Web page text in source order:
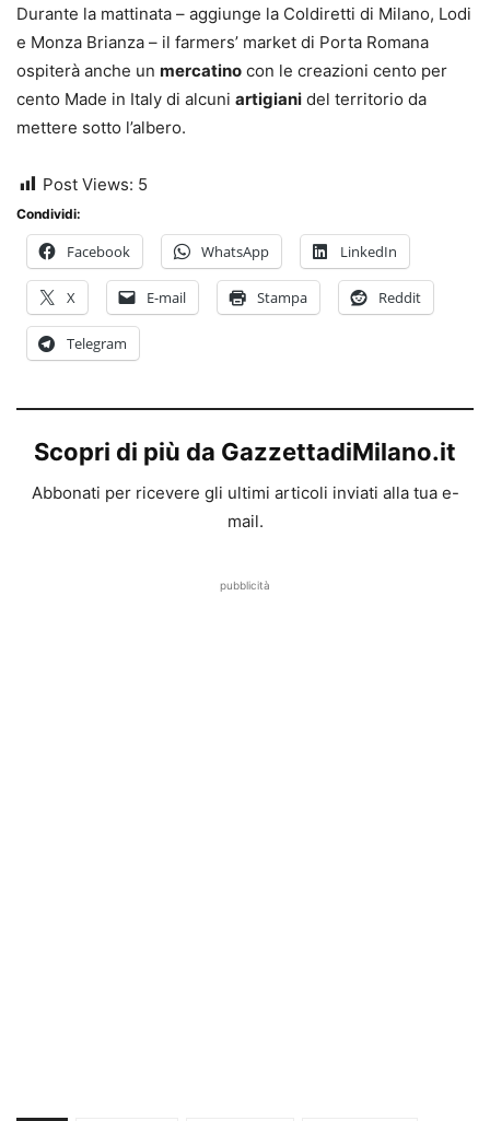
Durante la mattinata – aggiunge la Coldiretti di Milano, Lodi
e Monza Brianza – il farmers’ market di Porta Romana
ospiterà anche un mercatino con le creazioni cento per
cento Made in Italy di alcuni artigiani del territorio da
mettere sotto l’albero.
Post Views: 5
Condividi:
Facebook WhatsApp LinkedIn
X E-mail Stampa Reddit
Telegram
Scopri di più da GazzettadiMilano.it
Abbonati per ricevere gli ultimi articoli inviati alla tua e-
mail.
pubblicità